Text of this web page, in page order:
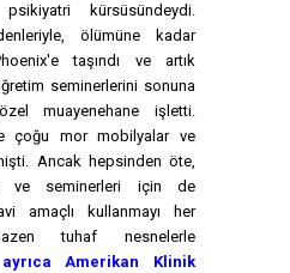
kürsüsündeydi.
ölümüne kadar
taşındı ve artık
seminerlerini sonuna
muayenehane işletti.
çoğu mor mobilyalar ve
Ancak hepsinden öte,
ve seminerleri için de
amaçlı kullanmayı her
tuhaf nesnelerle
Amerikan Klinik